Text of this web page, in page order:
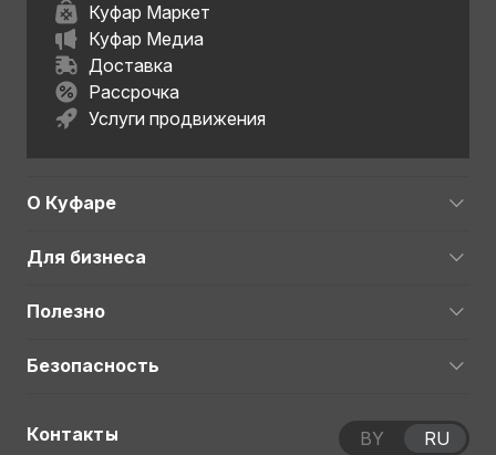
Куфар Маркет
Куфар Медиа
Доставка
Рассрочка
Услуги продвижения
О Куфаре
Для бизнеса
Полезно
Безопасность
Контакты BY RU